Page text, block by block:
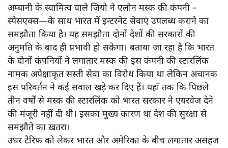
अम्बानी के स्वामित्व वाले जियो ने एलोन मस्क की कंपनी –
स्पेसएक्स—के साथ भारत में इन्टरनेट सेवाएं उपलब्ध कराने का
समझौता किया है। यह समझौता दोनों देशों की सरकारों की
अनुमति के बाद ही प्रभावी हो सकेगा। बताया जा रहा है कि भारत
के दोनों कंपनियों ने लगातार मस्क की इस कंपनी की स्टारलिंक
नामक अपेक्षाकृत सस्ती सेवा का विरोध किया था लेकिन अचानक
इस परिवर्तन ने कई सवाल खड़े कर दिए हैं। यहाँ तक कि पिछले
तीन वर्षों से मस्क की स्टारलिंक को भारत सरकार ने एयरवेज देने
की मंजूरी नहीं दी थी। इसका मुख्य कारण था देश की सुरक्षा से
समझौते का ख़तरा।
उधर टैरिफ को लेकर भारत और अमेरिका के बीच लगातार असहज